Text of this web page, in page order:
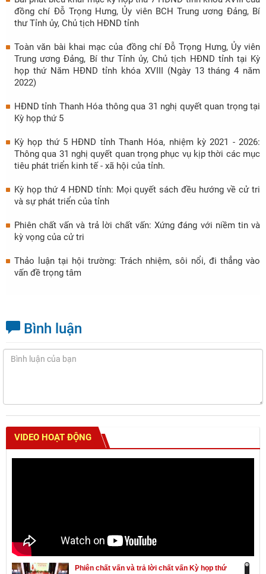
đồng chí Đỗ Trọng Hưng, Ủy viên BCH Trung ương Đảng, Bí
thư Tỉnh ủy, Chủ tịch HĐND tỉnh
Toàn văn bài khai mạc của đồng chí Đỗ Trọng Hưng, Ủy viên
Trung ương Đảng, Bí thư Tỉnh ủy, Chủ tịch HĐND tỉnh tại Kỳ
họp thứ Năm HĐND tỉnh khóa XVIII (Ngày 13 tháng 4 năm
2022)
HĐND tỉnh Thanh Hóa thông qua 31 nghị quyết quan trọng tại
Kỳ họp thứ 5
Kỳ họp thứ 5 HĐND tỉnh Thanh Hóa, nhiệm kỳ 2021 - 2026:
Thông qua 31 nghị quyết quan trọng phục vụ kịp thời các mục
tiêu phát triển kinh tế - xã hội của tỉnh.
Kỳ họp thứ 4 HĐND tỉnh: Mọi quyết sách đều hướng về cử tri
và sự phát triển của tỉnh
Phiên chất vấn và trả lời chất vấn: Xứng đáng với niềm tin và
kỳ vọng của cử tri
Thảo luận tại hội trường: Trách nhiệm, sôi nổi, đi thẳng vào
vấn đề trọng tâm
Bình luận
VIDEO HOẠT ĐỘNG
Phiên chất vấn và trả lời chất vấn Kỳ họp thứ